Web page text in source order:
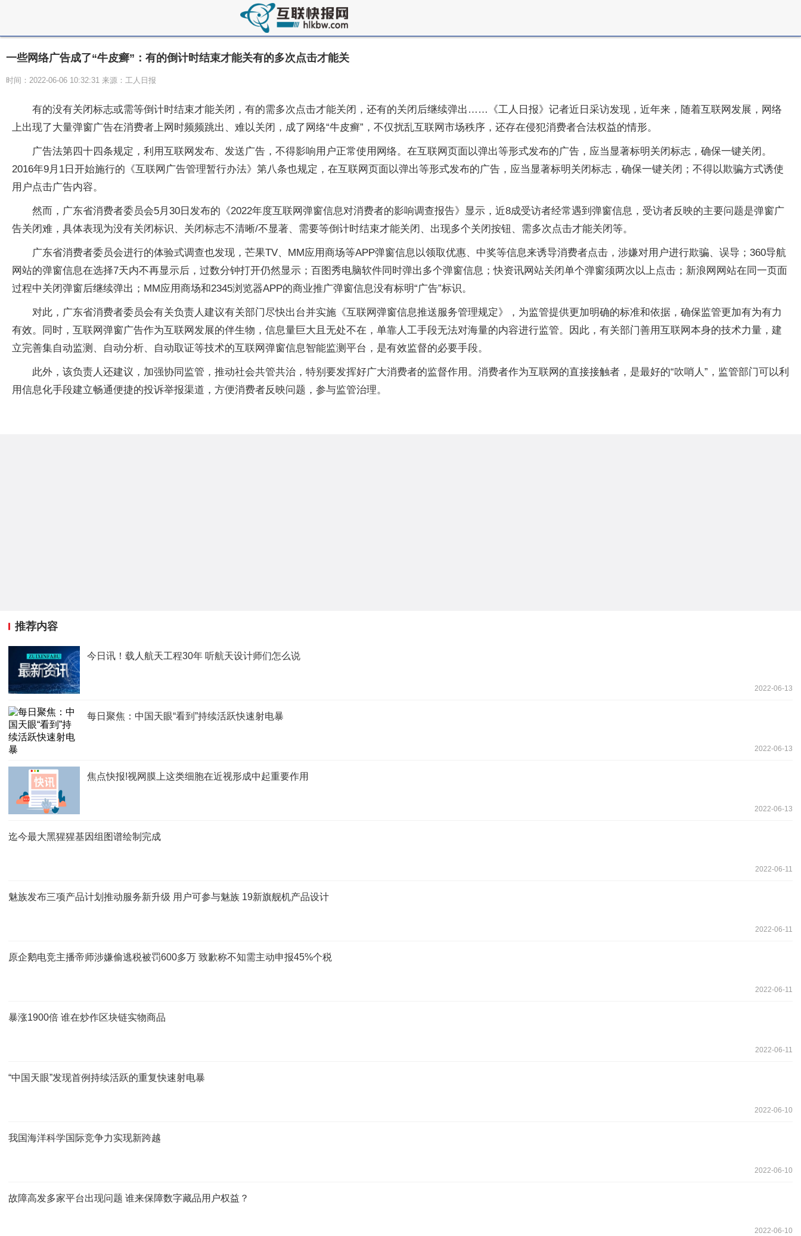
一些网络广告成了“牛皮癣”：有的倒计时结束才能关有的多次点击才能关
时间：2022-06-06 10:32:31 来源：工人日报
有的没有关闭标志或需等倒计时结束才能关闭，有的需多次点击才能关闭，还有的关闭后继续弹出……《工人日报》记者近日采访发现，近年来，随着互联网发展，网络
上出现了大量弹窗广告在消费者上网时频频跳出、难以关闭，成了网络“牛皮癣”，不仅扰乱互联网市场秩序，还存在侵犯消费者合法权益的情形。
广告法第四十四条规定，利用互联网发布、发送广告，不得影响用户正常使用网络。在互联网页面以弹出等形式发布的广告，应当显著标明关闭标志，确保一键关闭。
2016年9月1日开始施行的《互联网广告管理暂行办法》第八条也规定，在互联网页面以弹出等形式发布的广告，应当显著标明关闭标志，确保一键关闭；不得以欺骗方式诱使
用户点击广告内容。
然而，广东省消费者委员会5月30日发布的《2022年度互联网弹窗信息对消费者的影响调查报告》显示，近8成受访者经常遇到弹窗信息，受访者反映的主要问题是弹窗广
告关闭难，具体表现为没有关闭标识、关闭标志不清晰/不显著、需要等倒计时结束才能关闭、出现多个关闭按钮、需多次点击才能关闭等。
广东省消费者委员会进行的体验式调查也发现，芒果TV、MM应用商场等APP弹窗信息以领取优惠、中奖等信息来诱导消费者点击，涉嫌对用户进行欺骗、误导；360导航
网站的弹窗信息在选择7天内不再显示后，过数分钟打开仍然显示；百图秀电脑软件同时弹出多个弹窗信息；快资讯网站关闭单个弹窗须两次以上点击；新浪网网站在同一页面
过程中关闭弹窗后继续弹出；MM应用商场和2345浏览器APP的商业推广弹窗信息没有标明“广告”标识。
对此，广东省消费者委员会有关负责人建议有关部门尽快出台并实施《互联网弹窗信息推送服务管理规定》，为监管提供更加明确的标准和依据，确保监管更加有为有力
有效。同时，互联网弹窗广告作为互联网发展的伴生物，信息量巨大且无处不在，单靠人工手段无法对海量的内容进行监管。因此，有关部门善用互联网本身的技术力量，建
立完善集自动监测、自动分析、自动取证等技术的互联网弹窗信息智能监测平台，是有效监督的必要手段。
此外，该负责人还建议，加强协同监管，推动社会共管共治，特别要发挥好广大消费者的监督作用。消费者作为互联网的直接接触者，是最好的“吹哨人”，监管部门可以利
用信息化手段建立畅通便捷的投诉举报渠道，方便消费者反映问题，参与监管治理。
推荐内容
今日讯！载人航天工程30年 听航天设计师们怎么说
2022-06-13
每日聚焦：中国天眼“看到”持续活跃快速射电暴
2022-06-13
焦点快报!视网膜上这类细胞在近视形成中起重要作用
2022-06-13
迄今最大黑猩猩基因组图谱绘制完成
2022-06-11
魅族发布三项产品计划推动服务新升级 用户可参与魅族 19新旗舰机产品设计
2022-06-11
原企鹅电竞主播帝师涉嫌偷逃税被罚600多万 致歉称不知需主动申报45%个税
2022-06-11
暴涨1900倍 谁在炒作区块链实物商品
2022-06-11
“中国天眼”发现首例持续活跃的重复快速射电暴
2022-06-10
我国海洋科学国际竞争力实现新跨越
2022-06-10
故障高发多家平台出现问题 谁来保障数字藏品用户权益？
2022-06-10